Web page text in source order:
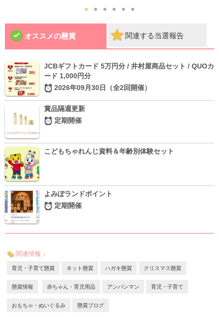
● ● ● ● ● ●
オススメの懸賞 関連する当選報告
JCBギフトカード 5万円分 / 井村屋商品セット / QUOカ
ード 1,000円分
2026年09月30日（全2回開催）
賞品隔週更新
定期開催
こどもちゃれんじ資料＆年齢別体験セット
よみぽランドポイント
定期開催
関連情報：
育児・子育て懸賞 ネット懸賞 ハガキ懸賞 クリスマス懸賞
懸賞情報 赤ちゃん・育児用品 アンパンマン 育児・子育て
おもちゃ・ぬいぐるみ 懸賞ブログ